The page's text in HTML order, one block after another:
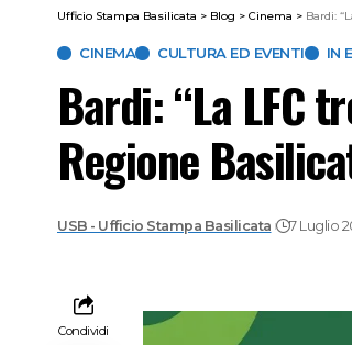
Ufficio Stampa Basilicata > Blog > Cinema > Bardi:
CINEMA CULTURA ED EVENTI IN
Bardi: “La LFC
Regione
USB - Ufficio Stampa Basilicata 7 Luglio
Condividi